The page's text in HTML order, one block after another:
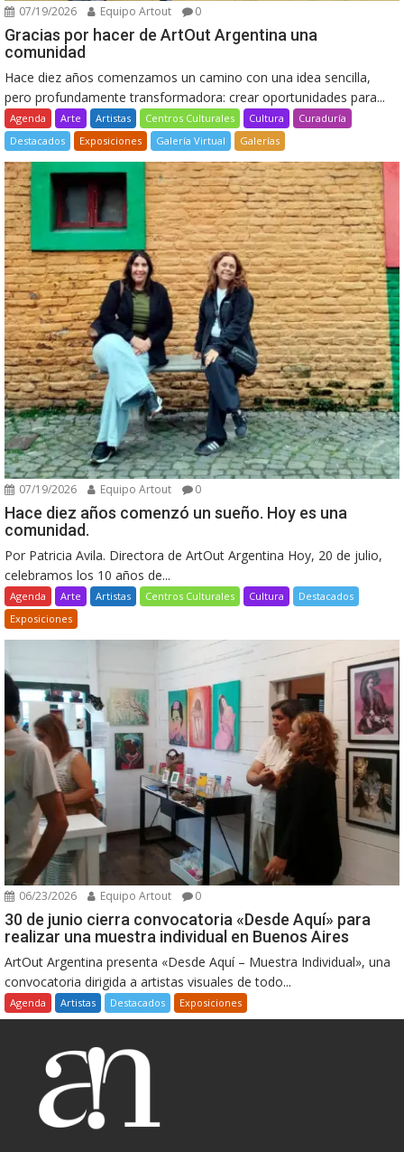
07/19/2026 Equipo Artout 0
Gracias por hacer de ArtOut Argentina una
comunidad
Hace diez años comenzamos un camino con una idea sencilla,
pero profundamente transformadora: crear oportunidades para...
Agenda Arte Artistas Centros Culturales Cultura
Curaduría
Destacados
Exposiciones Galería Virtual Galerías
07/19/2026 Equipo Artout 0
Hace diez años comenzó un sueño. Hoy es una
comunidad.
Por Patricia Avila. Directora de ArtOut Argentina Hoy, 20 de julio,
celebramos los 10 años de...
Agenda Arte Artistas Centros Culturales Cultura
Destacados
Exposiciones
06/23/2026 Equipo Artout 0
30 de junio cierra convocatoria «Desde Aquí» para
realizar una muestra individual en Buenos Aires
ArtOut Argentina presenta «Desde Aquí – Muestra Individual», una
convocatoria dirigida a artistas visuales de todo...
Agenda Artistas Destacados Exposiciones